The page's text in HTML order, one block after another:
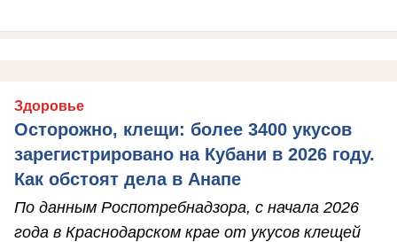
Здоровье
Осторожно, клещи: более 3400 укусов
зарегистрировано на Кубани в 2026 году.
Как обстоят дела в Анапе
По данным Роспотребнадзора, с начала 2026
года в Краснодарском крае от укусов клещей